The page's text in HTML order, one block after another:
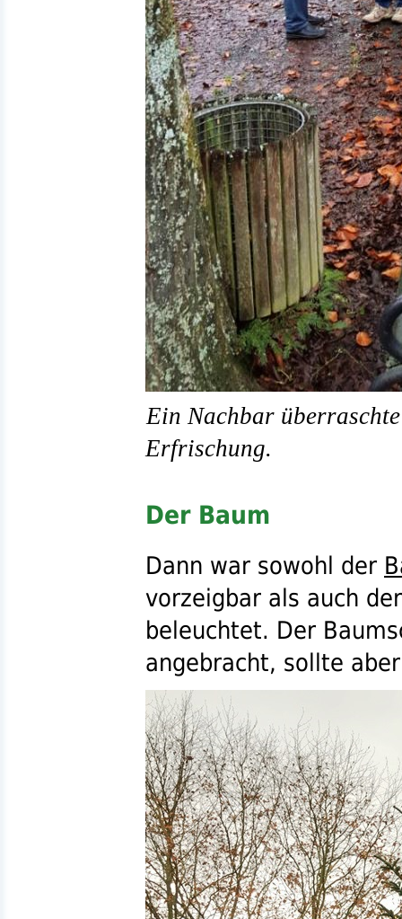
Ein Nachbar
Erfrischung.
Der Baum
Dann war sowohl der
vorzeigbar als auch
beleuchtet. Der
angebracht, sollte